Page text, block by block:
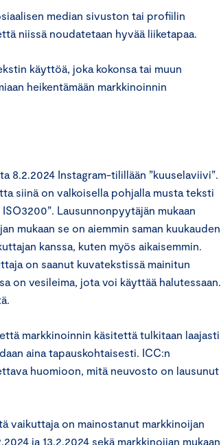
median sivuston tai profiilin
niissä noudatetaan hyvää liiketapaa.
käyttöä, joka kokonsa tai muun
heikentämään markkinoinnin
8.2.2024 Instagram-tilillään ”kuuselaviivi”.
siinä on valkoisella pohjalla musta teksti
Lausunnonpyytäjän mukaan
mukaan se on aiemmin saman kuukauden
kanssa, kuten myös aikaisemmin.
on saanut kuvatekstissä mainitun
on vesileima, jota voi käyttää halutessaan.
markkinoinnin käsitettä tulkitaan laajasti
aina tapauskohtaisesti. ICC:n
huomioon, mitä neuvosto on lausunut
vaikuttaja on mainostanut markkinoijan
ja 13.2.2024 sekä markkinoijan mukaan